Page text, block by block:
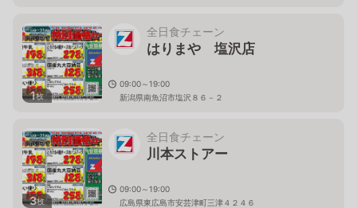
1枚
全日食チェーン
はりまや 塩沢店
09:00～19:00
新潟県南魚沼市塩沢８６－２
3枚
全日食チェーン
川本ストアー
09:00～19:00
広島県東広島市安芸津町三津４２４６